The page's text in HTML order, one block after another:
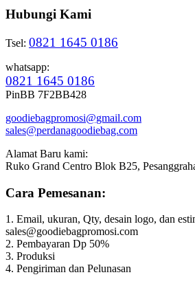
Hubungi Kami
Tsel: 0821 1645 0186
whatsapp:
0821 1645 0186
PinBB 7F2BB428
goodiebagpromosi@gmail.com
sales@perdanagoodiebag.com
Alamat Baru kami:
Ruko Grand Centro Blok B25,
Cara Pemesanan:
1. Email, ukuran, Qty, desain logo, dan
sales@goodiebagpromosi.com
2. Pembayaran Dp 50%
3. Produksi
4. Pengiriman dan Pelunasan